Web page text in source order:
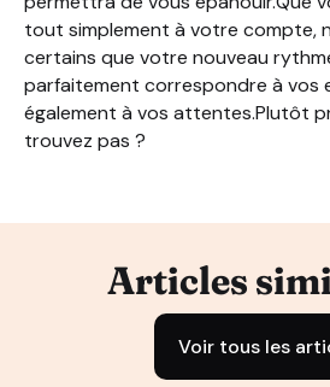
tout simplement à votre compte,
certains que votre nouveau
parfaitement correspondre à vos
également à vos attentes.Plutôt
trouvez pas ?
Articles
Voir tous les